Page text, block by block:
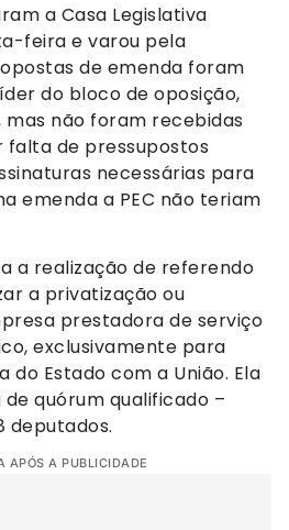
a Casa Legislativa
feira e varou pela
de emenda foram
do bloco de oposição,
mas não foram recebidas
falta de pressupostos
necessárias para
emenda a PEC não teriam
a realização de referendo
a privatização ou
prestadora de serviço
exclusivamente para
do Estado com a União. Ela
quórum qualificado –
deputados.
APÓS A PUBLICIDADE